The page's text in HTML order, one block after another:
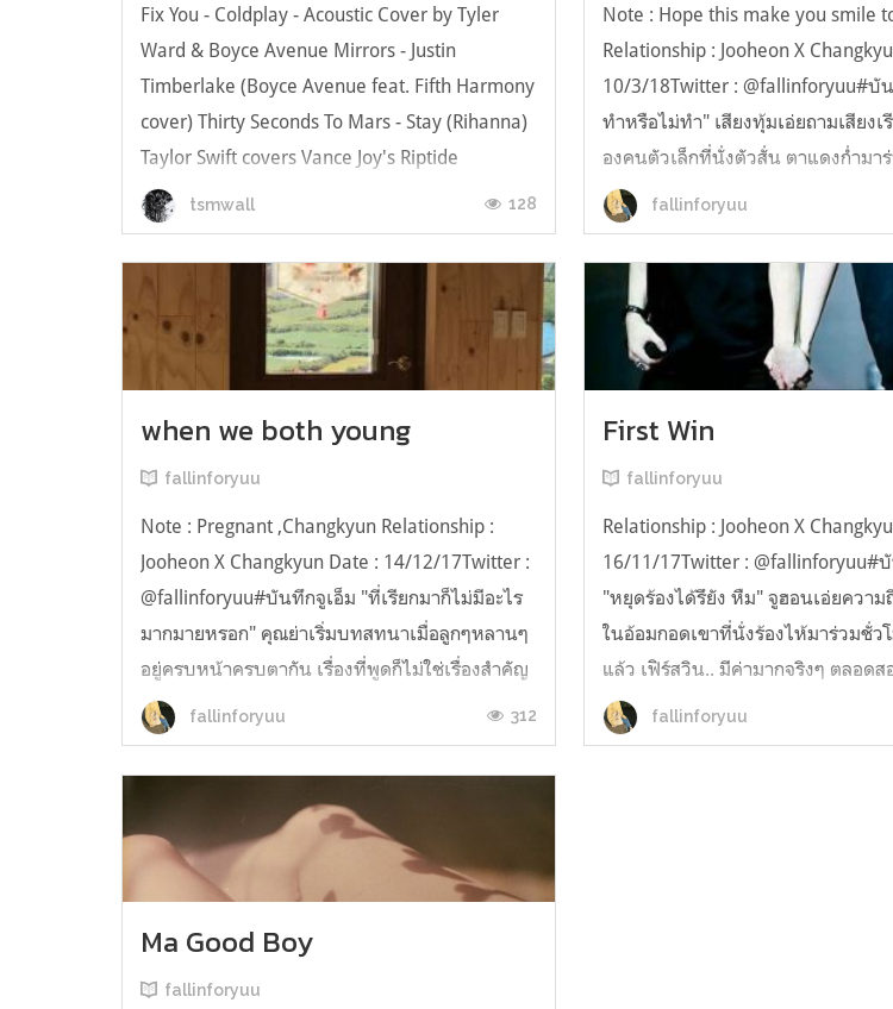
Fix You - Coldplay - Acoustic Cover by Tyler
Ward & Boyce Avenue Mirrors - Justin
Timberlake (Boyce Avenue feat. Fifth Harmony
cover) Thirty Seconds To Mars - Stay (Rihanna)
Taylor Swift covers Vance Joy's Riptide
"Chasing Cars" Ed Sheeran Cover Rolling In
The Deep Cover Chester Bennin...
tsmwall 128
Note : Hope this make you smile
Relationship : Jooheon X
10/3/18Twitter : @fallinforyuu#บั
ทำหรือไม่ทำ" เสียงทุ้มเอ่ยถามเสียง
องคนตัวเล็กที่นั่งตัวสั่น ตาแดงก่ำม
จูฮอน.. ผมทำมะ..ไม่เป็น" คนตัวเล็กพู
ชางกยุนคงจะคิดว่าทำแบบนี้...
fallinforyuu
when we both young
fallinforyuu
Note : Pregnant ,Changkyun Relationship :
Jooheon X Changkyun Date : 14/12/17Twitter :
@fallinforyuu#บันทึกจูเอ็ม "ที่เรียกมาก็ไม่มีอะไร
มากมายหรอก" คุณย่าเริ่มบทสทนาเมื่อลูกๆหลานๆ
อยู่ครบหน้าครบตากัน เรื่องที่พูดก็ไม่ใช่เรื่องสำคัญ
อะไรมาก แต่อยากจะให้ทุกคนได้รับฟังกัน "ก่อน
ตาย.. ย่าแค่อยากอุ้มเหล...
fallinforyuu 312
First Win
fallinforyuu
Relationship : Jooheon X
16/11/17Twitter : @fallinforyuu#
"หยุดร้องได้รึยัง หืม" จูฮอนเอ่ยควา
ในอ้อมกอดเขาที่นั่งร้องไห้มาร่วมชั่ว
แล้ว เฟิร์สวิน.. มีค่ามากจริงๆ ตลอด
พวกเราเฝ้ารอคอยวันนี้มาตลอด พยา
หนักเท่าที่จะทำได้ พยายา...
fallinforyuu
Ma Good Boy
fallinforyuu